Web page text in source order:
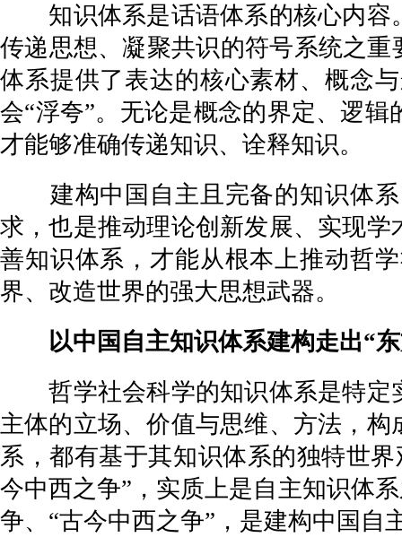
知识体系是话语体系的核心内容
传递思想、凝聚共识的符号系统之
体系提供了表达的核心素材、概念
会“浮夸”。无论是概念的界定、逻
才能够准确传递知识、诠释知识。
建构中国自主且完备的知识体系
求，也是推动理论创新发展、实现
善知识体系，才能从根本上推动哲
界、改造世界的强大思想武器。
以中国自主知识体系建构走出“东
哲学社会科学的知识体系是特定
主体的立场、价值与思维、方法，
系，都有基于其知识体系的独特世
今中西之争”，实质上是自主知识体
争、“古今中西之争”，是建构中国自